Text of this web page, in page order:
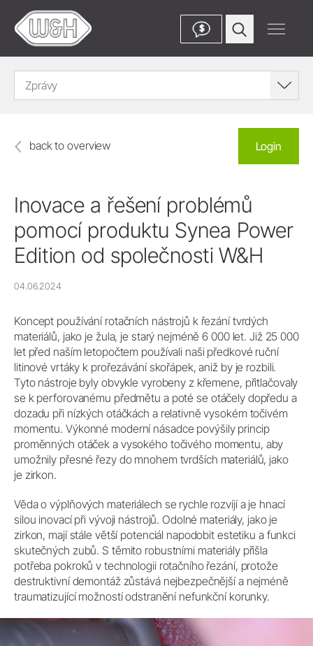
$
Zprávy
back to overview Login
Inovace a řešení problémů
pomocí produktu Synea Power
Edition od společnosti W&H
04.06.2024
Koncept používání rotačních nástrojů k řezání tvrdých
materiálů, jako je žula, je starý nejméně 6 000 let. Již 25 000
let před naším letopočtem používali naši předkové ruční
litinové vrtáky k prořezávání skořápek, aniž by je rozbili.
Tyto nástroje byly obvykle vyrobeny z křemene, přitlačovaly
se k perforovanému předmětu a poté se otáčely dopředu a
dozadu při nízkých otáčkách a relativně vysokém točivém
momentu. Výkonné moderní násadce povýšily princip
proměnných otáček a vysokého točivého momentu, aby
umožnily přesné řezy do mnohem tvrdších materiálů, jako
je zirkon.
Věda o výplňových materiálech se rychle rozvíjí a je hnací
silou inovací při vývoji nástrojů. Odolné materiály, jako je
zirkon, mají stále větší potenciál napodobit estetiku a funkci
skutečných zubů. S těmito robustními materiály přišla
potřeba pokroků v technologii rotačního řezání, protože
destruktivní demontáž zůstává nejbezpečnější a nejméně
traumatizující možností odstranění nefunkční korunky.